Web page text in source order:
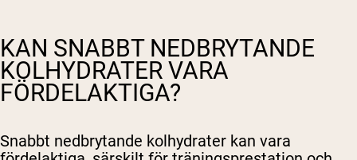
KAN SNABBT NEDBRYTANDE
KOLHYDRATER VARA
FÖRDELAKTIGA?
Snabbt nedbrytande kolhydrater kan vara